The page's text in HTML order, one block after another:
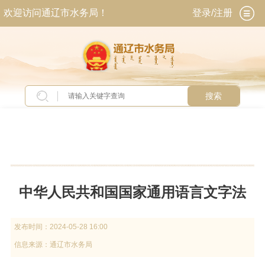
欢迎访问通辽市水务局！ 登录/注册
搜索
体意识
中华人民共和国国家通用语言文字法
发布时间： 2024-05-28 16:00
信息来源： 通辽市水务局